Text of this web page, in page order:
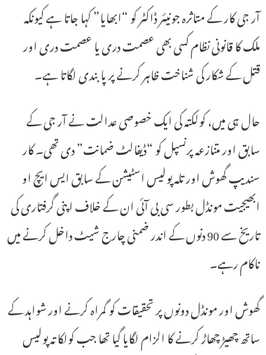
آر جی کار کے متاثرہ جونیئر ڈاکٹر کو “ابھایا” کہا جاتا ہے کیونکہ
ملک کا قانونی نظام کسی بھی عصمت دری یا عصمت دری اور
قتل کے شکار کی شناخت ظاہر کرنے پر پابندی لگاتا ہے۔
حال ہی میں، کولکتہ کی ایک خصوصی عدالت نے آر جی کے
سابق اور متنازعہ پرنسپل کو “ڈیفالٹ ضمانت” دی تھی۔ کار
سندیپ گھوش اور تلہ پولیس اسٹیشن کے سابق ایس ایچ او
ابھیجیت مونڈل بطور سی بی آئی ان کے خلاف اپنی گرفتاری کی
تاریخ سے 90 دنوں کے اندر ضمنی چارج شیٹ داخل کرنے میں
ناکام رہے۔
گھوش اور مونڈل دونوں پر تحقیقات کو گمراہ کرنے اور شواہد کے
ساتھ چھیڑ چھاڑ کرنے کا الزام لگایا گیا تھا جب کولکاتہ پولیس